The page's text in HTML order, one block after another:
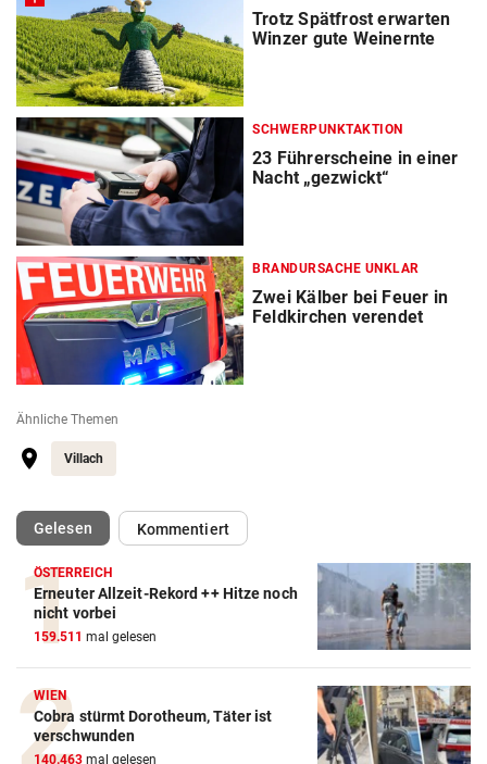
Trotz Spätfrost erwarten
Winzer gute Weinernte
SCHWERPUNKTAKTION
23 Führerscheine in einer
Nacht „gezwickt“
BRANDURSACHE UNKLAR
Zwei Kälber bei Feuer in
Feldkirchen verendet
Ähnliche Themen
Villach
Gelesen(ausgewählt)Kommentiert
ÖSTERREICH
Erneuter Allzeit-Rekord ++ Hitze noch
nicht vorbei
159.511 mal gelesen
WIEN
Cobra stürmt Dorotheum, Täter ist
verschwunden
140.463 mal gelesen